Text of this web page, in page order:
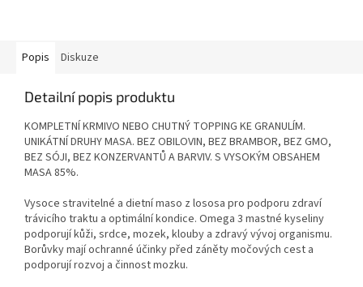
Popis Diskuze
Detailní popis produktu
KOMPLETNÍ KRMIVO NEBO CHUTNÝ TOPPING KE GRANULÍM.
UNIKÁTNÍ DRUHY MASA. BEZ OBILOVIN, BEZ BRAMBOR, BEZ GMO,
BEZ SÓJI, BEZ KONZERVANTŮ A BARVIV. S VYSOKÝM OBSAHEM
MASA 85%.
Vysoce stravitelné a dietní maso z lososa pro podporu zdraví
trávicího traktu a optimální kondice. Omega 3 mastné kyseliny
podporují kůži, srdce, mozek, klouby a zdravý vývoj organismu.
Borůvky mají ochranné účinky před záněty močových cest a
podporují rozvoj a činnost mozku.